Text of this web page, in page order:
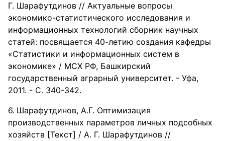
Г. Шарафутдинов // Актуальные вопросы
экономико-статистического исследования и
информационных технологий сборник научных
статей: посвящается 40-летию создания кафедры
«Статистики и информационных систем в
экономике» / МСХ РФ, Башкирский
государственный аграрный университет. - Уфа,
2011. - С. 340-342.
Шарафутдинов, А.Г. Оптимизация
производственных параметров личных подсобных
хозяйств [Текст] / А. Г. Шарафутдинов //